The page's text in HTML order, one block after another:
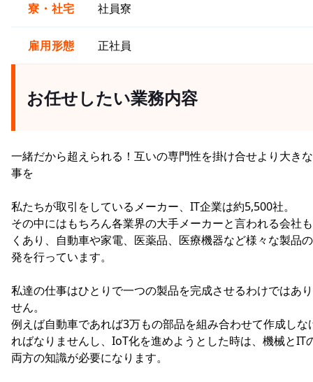
寮・社宅 社員寮
雇用形態 正社員
お任せしたい業務内容
一緒だから超えられる！互いの専門性を掛け合せより大き
事を
私たちが取引をしているメーカー、IT企業は約5,500社。
その中にはもちろん各業界の大手メーカーと言われる会社
くあり、自動車や家電、医薬品、医療機器など様々な製品
発を行っています。
私達の仕事はひとりで一つの製品を完成させるわけではあ
せん。
例えば自動車であれば3万もの部品を組み合わせて作成しな
ればなりませんし、IoT化を進めようとした時は、機械とIT
両方の知識が必要になります。